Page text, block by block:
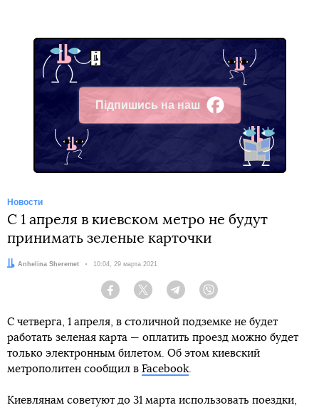
Підпишись на наш
Facebook
Новости
С 1 апреля в киевском метро не будут
принимать зеленые карточки
Автор:
Anhelina Sheremet Дата:
10:04, 29 марта 2021
Facebook Twitter Telegram
С четверга, 1 апреля, в столичной подземке не будет
работать зеленая карта — оплатить проезд можно будет
только электронным билетом. Об этом киевский
метрополитен сообщил в Facebook.
Киевлянам советуют до 31 марта использовать поездки,